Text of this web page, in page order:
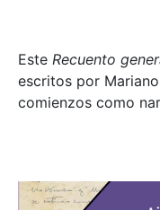
Este Recuento
escritos por
comienzos como